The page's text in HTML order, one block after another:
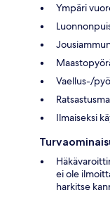
Ympäri
Vaellus-/
Ilmaiseksi
ei ole
harkitse